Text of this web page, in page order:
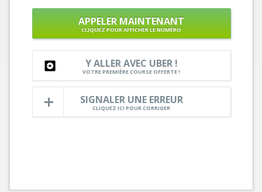
APPELER MAINTENANT
CLIQUEZ POUR AFFICHER LE NUMÉRO
Y ALLER AVEC UBER !
VOTRE PREMIÈRE COURSE OFFERTE !
SIGNALER UNE ERREUR
CLIQUEZ ICI POUR CORRIGER